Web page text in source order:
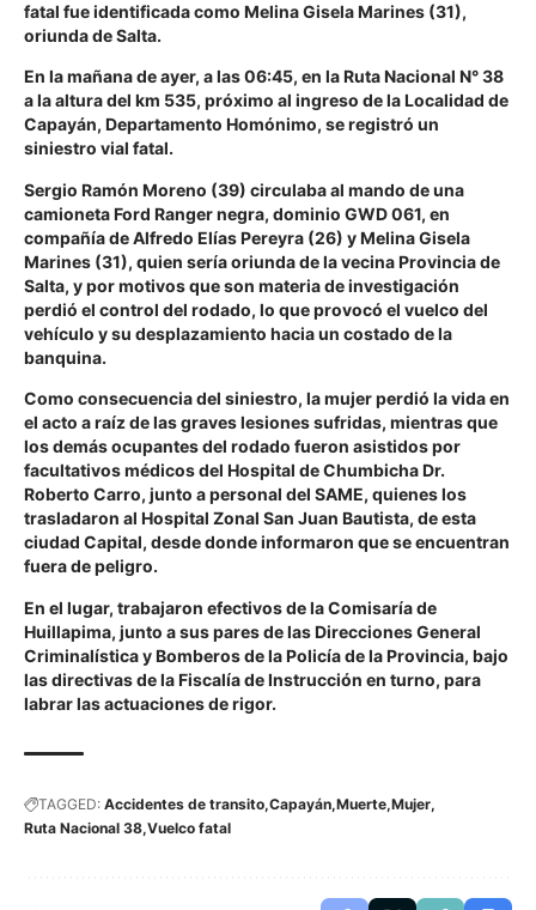
fatal fue identificada como Melina Gisela Marines (31),
oriunda de Salta.
En la mañana de ayer, a las 06:45, en la Ruta Nacional N° 38
a la altura del km 535, próximo al ingreso de la Localidad de
Capayán, Departamento Homónimo, se registró un
siniestro vial fatal.
Sergio Ramón Moreno (39) circulaba al mando de una
camioneta Ford Ranger negra, dominio GWD 061, en
compañía deAlfredo Elías Pereyra (26) yMelina Gisela
Marines (31), quien sería oriunda de la vecina Provincia de
Salta, y por motivos que son materia de investigación
perdió el control del rodado, lo que provocó el vuelco del
vehículo y su desplazamiento hacia un costado de la
banquina.
Como consecuencia del siniestro, la mujer perdió la vida en
el acto a raíz de las graves lesiones sufridas, mientras que
los demás ocupantes del rodado fueron asistidos por
facultativos médicos del Hospital de Chumbicha Dr.
Roberto Carro, junto a personal del SAME, quienes los
trasladaron al Hospital Zonal San Juan Bautista, de esta
ciudad Capital, desde donde informaron que se encuentran
fuera de peligro.
En el lugar, trabajaron efectivos de la Comisaría de
Huillapima, junto a sus pares de las Direcciones General
Criminalística y Bomberos de la Policía de la Provincia, bajo
las directivas de la Fiscalía de Instrucción en turno, para
labrar las actuaciones de rigor.
TAGGED: Accidentes de transito Capayán Muerte Mujer
Ruta Nacional 38 Vuelco fatal